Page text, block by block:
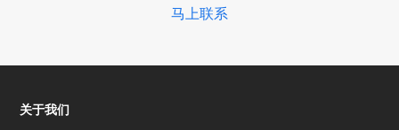
马上联系
关于我们